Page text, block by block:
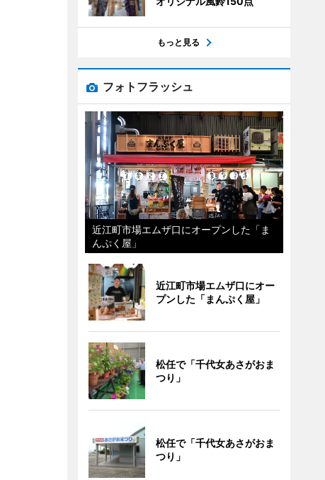
もっと見る
フォトフラッシュ
近江町市場エムザ口にオープンした「ま
んぷく屋」
近江町市場エムザ口にオー
プンした「まんぷく屋」
松任で「千代女あさがおま
つり」
松任で「千代女あさがおま
つり」